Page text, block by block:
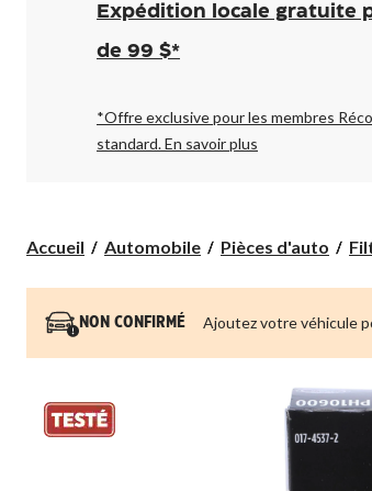
Fermeture
à
pour
changer
Expédition locale gratuite
de 99 $*
*Offre exclusive pour les membres
standard.En savoir plus
Accueil Automobile Pièces d'auto
NON CONFIRMÉ Ajoutez votre véhicule